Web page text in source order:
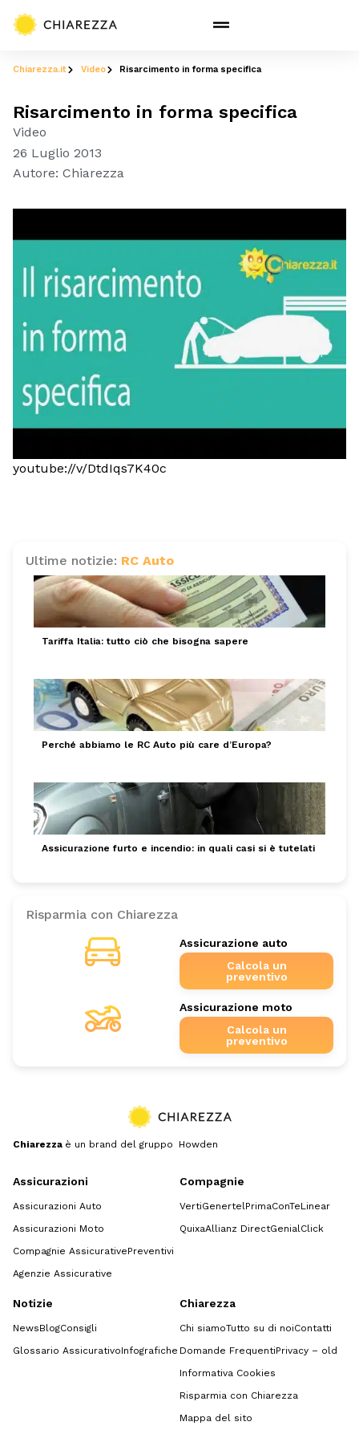
Chiarezza.it Video Risarcimento in forma specifica
Risarcimento in forma specifica
Video
26 Luglio 2013
Autore: Chiarezza
youtube://v/DtdIqs7K40c
Ultime notizie: RC Auto
Tariffa Italia: tutto ciò che bisogna sapere
Perché abbiamo le RC Auto più care d’Europa?
Assicurazione furto e incendio: in quali casi si è tutelati
Risparmia con Chiarezza
Assicurazione auto
Calcola un
preventivo
Assicurazione moto
Calcola un
preventivo
Chiarezza è un brand del gruppo Howden
Assicurazioni
Assicurazioni Auto
Assicurazioni Moto
Compagnie AssicurativePreventivi
Agenzie Assicurative
Compagnie
VertiGenertelPrimaConTeLinear
QuixaAllianz DirectGenialClick
Notizie
NewsBlogConsigli
Glossario AssicurativoInfografiche
Chiarezza
Chi siamoTutto su di noiContatti
Domande FrequentiPrivacy – old
Informativa Cookies
Risparmia con Chiarezza
Mappa del sito